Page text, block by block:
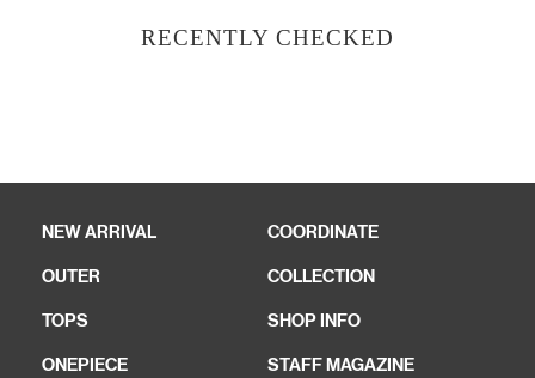
RECENTLY CHECKED
NEW ARRIVAL
OUTER
TOPS
ONEPIECE
COORDINATE
COLLECTION
SHOP INFO
STAFF MAGAZINE